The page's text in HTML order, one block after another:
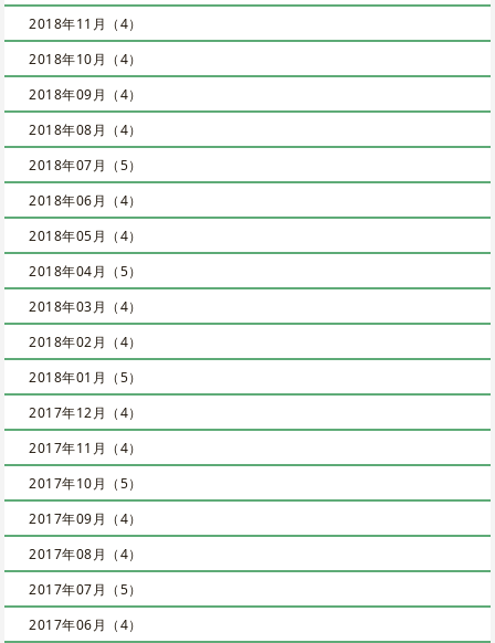
2018年11月（4）
2018年10月（4）
2018年09月（4）
2018年08月（4）
2018年07月（5）
2018年06月（4）
2018年05月（4）
2018年04月（5）
2018年03月（4）
2018年02月（4）
2018年01月（5）
2017年12月（4）
2017年11月（4）
2017年10月（5）
2017年09月（4）
2017年08月（4）
2017年07月（5）
2017年06月（4）